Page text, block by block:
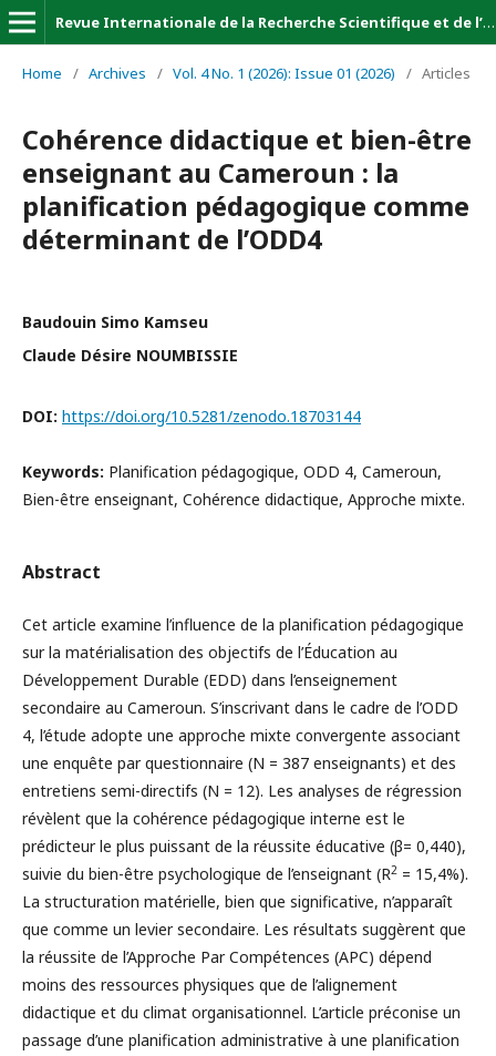
Revue Internationale de la Recherche Scientifique et de l’Innovation (Revue-IRSI)
Home / Archives / Vol. 4 No. 1 (2026): Issue 01 (2026) / Articles
Cohérence didactique et bien-être
enseignant au Cameroun : la
planification pédagogique comme
déterminant de l’ODD4
Baudouin Simo Kamseu
Claude Désire NOUMBISSIE
DOI: https://doi.org/10.5281/zenodo.18703144
Keywords: Planification pédagogique, ODD 4, Cameroun,
Bien-être enseignant, Cohérence didactique, Approche mixte.
Abstract
Cet article examine l’influence de la planification pédagogique
sur la matérialisation des objectifs de l’Éducation au
Développement Durable (EDD) dans l’enseignement
secondaire au Cameroun. S’inscrivant dans le cadre de l’ODD
4, l’étude adopte une approche mixte convergente associant
une enquête par questionnaire (N = 387 enseignants) et des
entretiens semi-directifs (N = 12). Les analyses de régression
révèlent que la cohérence pédagogique interne est le
prédicteur le plus puissant de la réussite éducative (β= 0,440),
suivie du bien-être psychologique de l’enseignant (R2 = 15,4%).
La structuration matérielle, bien que significative, n’apparaît
que comme un levier secondaire. Les résultats suggèrent que
la réussite de l’Approche Par Compétences (APC) dépend
moins des ressources physiques que de l’alignement
didactique et du climat organisationnel. L’article préconise un
passage d’une planification administrative à une planification